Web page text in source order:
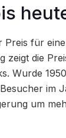
Preis für
zeigt die
Wurde
im
um